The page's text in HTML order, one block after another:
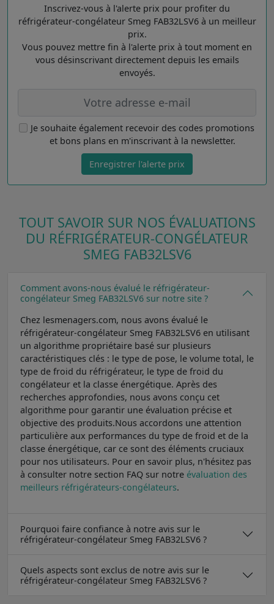
Inscrivez-vous à l'alerte prix pour profiter du
réfrigérateur-congélateur Smeg FAB32LSV6 à un meilleur
prix.
Vous pouvez mettre fin à l'alerte prix à tout moment en
vous désinscrivant directement depuis les emails
envoyés.
Je souhaite également recevoir des codes promotions
et bons plans en m'inscrivant à la newsletter.
Enregistrer l'alerte prix
TOUT SAVOIR SUR NOS ÉVALUATIONS
DU RÉFRIGÉRATEUR-CONGÉLATEUR
SMEG FAB32LSV6
Comment avons-nous évalué le réfrigérateur-
congélateur Smeg FAB32LSV6 sur notre site ?
Chez lesmenagers.com, nous avons évalué le
réfrigérateur-congélateur Smeg FAB32LSV6 en utilisant
un algorithme propriétaire basé sur plusieurs
caractéristiques clés : le type de pose, le volume total, le
type de froid du réfrigérateur, le type de froid du
congélateur et la classe énergétique. Après des
recherches approfondies, nous avons conçu cet
algorithme pour garantir une évaluation précise et
objective des produits.Nous accordons une attention
particulière aux performances du type de froid et de la
classe énergétique, car ce sont des éléments cruciaux
pour nos utilisateurs. Pour en savoir plus, n'hésitez pas
à consulter notre section FAQ sur notre évaluation des
meilleurs réfrigérateurs-congélateurs.
Pourquoi faire confiance à notre avis sur le
réfrigérateur-congélateur Smeg FAB32LSV6 ?
Quels aspects sont exclus de notre avis sur le
réfrigérateur-congélateur Smeg FAB32LSV6 ?